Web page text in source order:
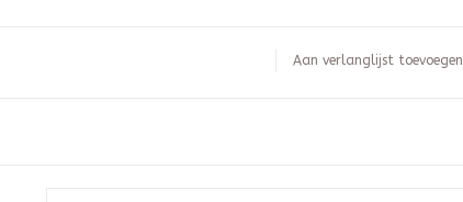
Aan verlanglijst toevoegen